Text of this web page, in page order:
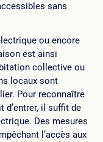
sans
ou encore
est ainsi
collective ou
locaux sont
Pour reconnaître
d’entrer, il suffit de
Des mesures
l’accès aux